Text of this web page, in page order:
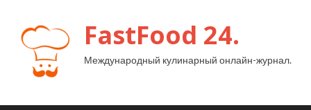
FastFood 24.
Международный кулинарный онлайн-журнал.